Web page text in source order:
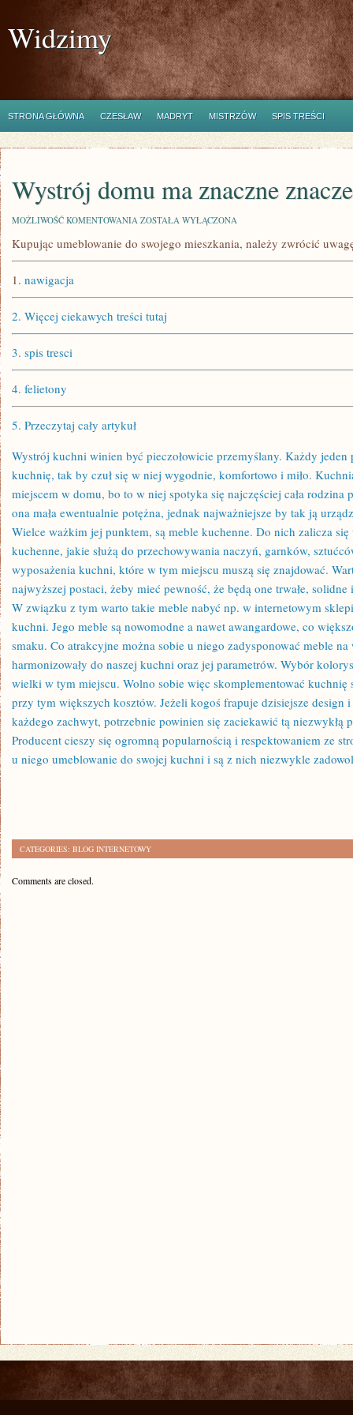
Widzimy
STRONA GŁÓWNA CZESŁAW MADRYT MISTRZÓW SPIS TREŚCI
Wystrój domu ma znaczne
MOŻLIWOŚĆ KOMENTOWANIA WYSTRÓJ
MA
ZNACZNE
ZOSTAŁA WYŁĄCZONA
Kupując umeblowanie do swojego mieszkania, należy zwrócić
1. nawigacja
2. Więcej ciekawych treści tutaj
3. spis tresci
4. felietony
5. Przeczytaj cały artykuł
Wystrój kuchni winien być pieczołowicie przemyślany. Każdy jeden
kuchnię, tak by czuł się w niej wygodnie, komfortowo i miło.
miejscem w domu, bo to w niej spotyka się najczęściej cała
ona mała ewentualnie potężna, jednak najważniejsze by tak ją
Wielce ważkim jej punktem, są meble kuchenne. Do nich zalicza
kuchenne, jakie służą do przechowywania naczyń, garnków,
wyposażenia kuchni, które w tym miejscu muszą się znajdować.
najwyższej postaci, żeby mieć pewność, że będą one trwałe, solidne
W związku z tym warto takie meble nabyć np. w internetowym
kuchni. Jego meble są nowomodne a nawet awangardowe, co
smaku. Co atrakcyjne można sobie u niego zadysponować meble
harmonizowały do naszej kuchni oraz jej parametrów. Wybór
wielki w tym miejscu. Wolno sobie więc skomplementować kuchnię
przy tym większych kosztów. Jeżeli kogoś frapuje dzisiejsze design
każdego zachwyt, potrzebnie powinien się zaciekawić tą niezwykłą
Producent cieszy się ogromną popularnością i respektowaniem ze
u niego umeblowanie do swojej kuchni i są z nich niezwykle
CATEGORIES: BLOG INTERNETOWY
Comments are closed.